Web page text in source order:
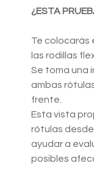
¿ESTA
Te colocarás
las rodillas
Se toma una
ambas
frente.
Esta vista
rótulas
ayudar a
posibles